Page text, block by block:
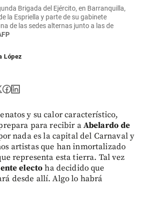
Brigada del Ejército, en Barranquilla,
la Espriella y parte de su gabinete
de las sedes alternas junto a las de
López
y su calor característico,
para recibir aAbelardo de
nada es la capital del Carnaval y
artistas que han inmortalizado
representa esta tierra. Tal vez
electo ha decidido que
desde allí. Algo lo habrá